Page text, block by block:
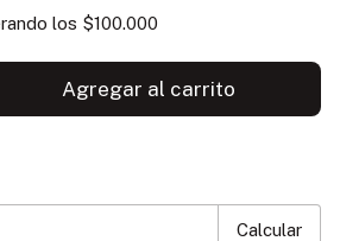
los $100.000
Calcular